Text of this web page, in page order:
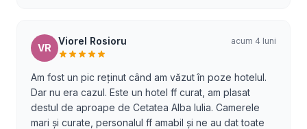
VR
Viorel Rosioru acum 4 luni
Am fost un pic reținut când am văzut în poze hotelul.
Dar nu era cazul. Este un hotel ff curat, am plasat
destul de aproape de Cetatea Alba Iulia. Camerele
mari și curate, personalul ff amabil și ne au dat toate